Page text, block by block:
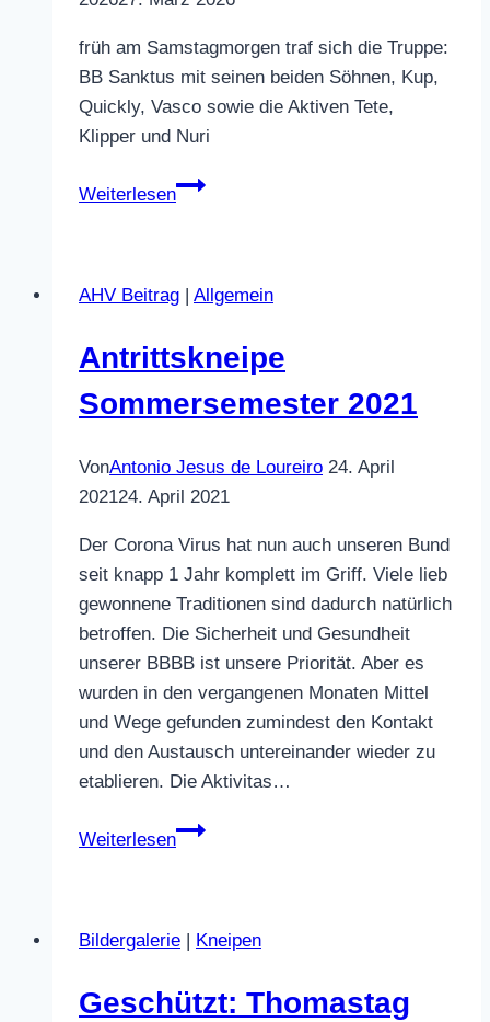
35.
TWB
Kephallenen-
Württemberger-
Semesters
früh am Samstagmorgen traf sich die Truppe:
BB Sanktus mit seinen beiden Söhnen, Kup,
Quickly, Vasco sowie die Aktiven Tete,
Klipper und Nuri
Weiterlesen
Hausputzete
AHV Beitrag | Allgemein
Antrittskneipe
Sommersemester 2021
VonAntonio Jesus de Loureiro 24. April
202124. April 2021
Der Corona Virus hat nun auch unseren Bund
seit knapp 1 Jahr komplett im Griff. Viele lieb
gewonnene Traditionen sind dadurch natürlich
betroffen. Die Sicherheit und Gesundheit
unserer BBBB ist unsere Priorität. Aber es
wurden in den vergangenen Monaten Mittel
und Wege gefunden zumindest den Kontakt
und den Austausch untereinander wieder zu
etablieren. Die Aktivitas…
Weiterlesen
Antrittskneipe
Bildergalerie | Kneipen
Geschützt: Thomastag